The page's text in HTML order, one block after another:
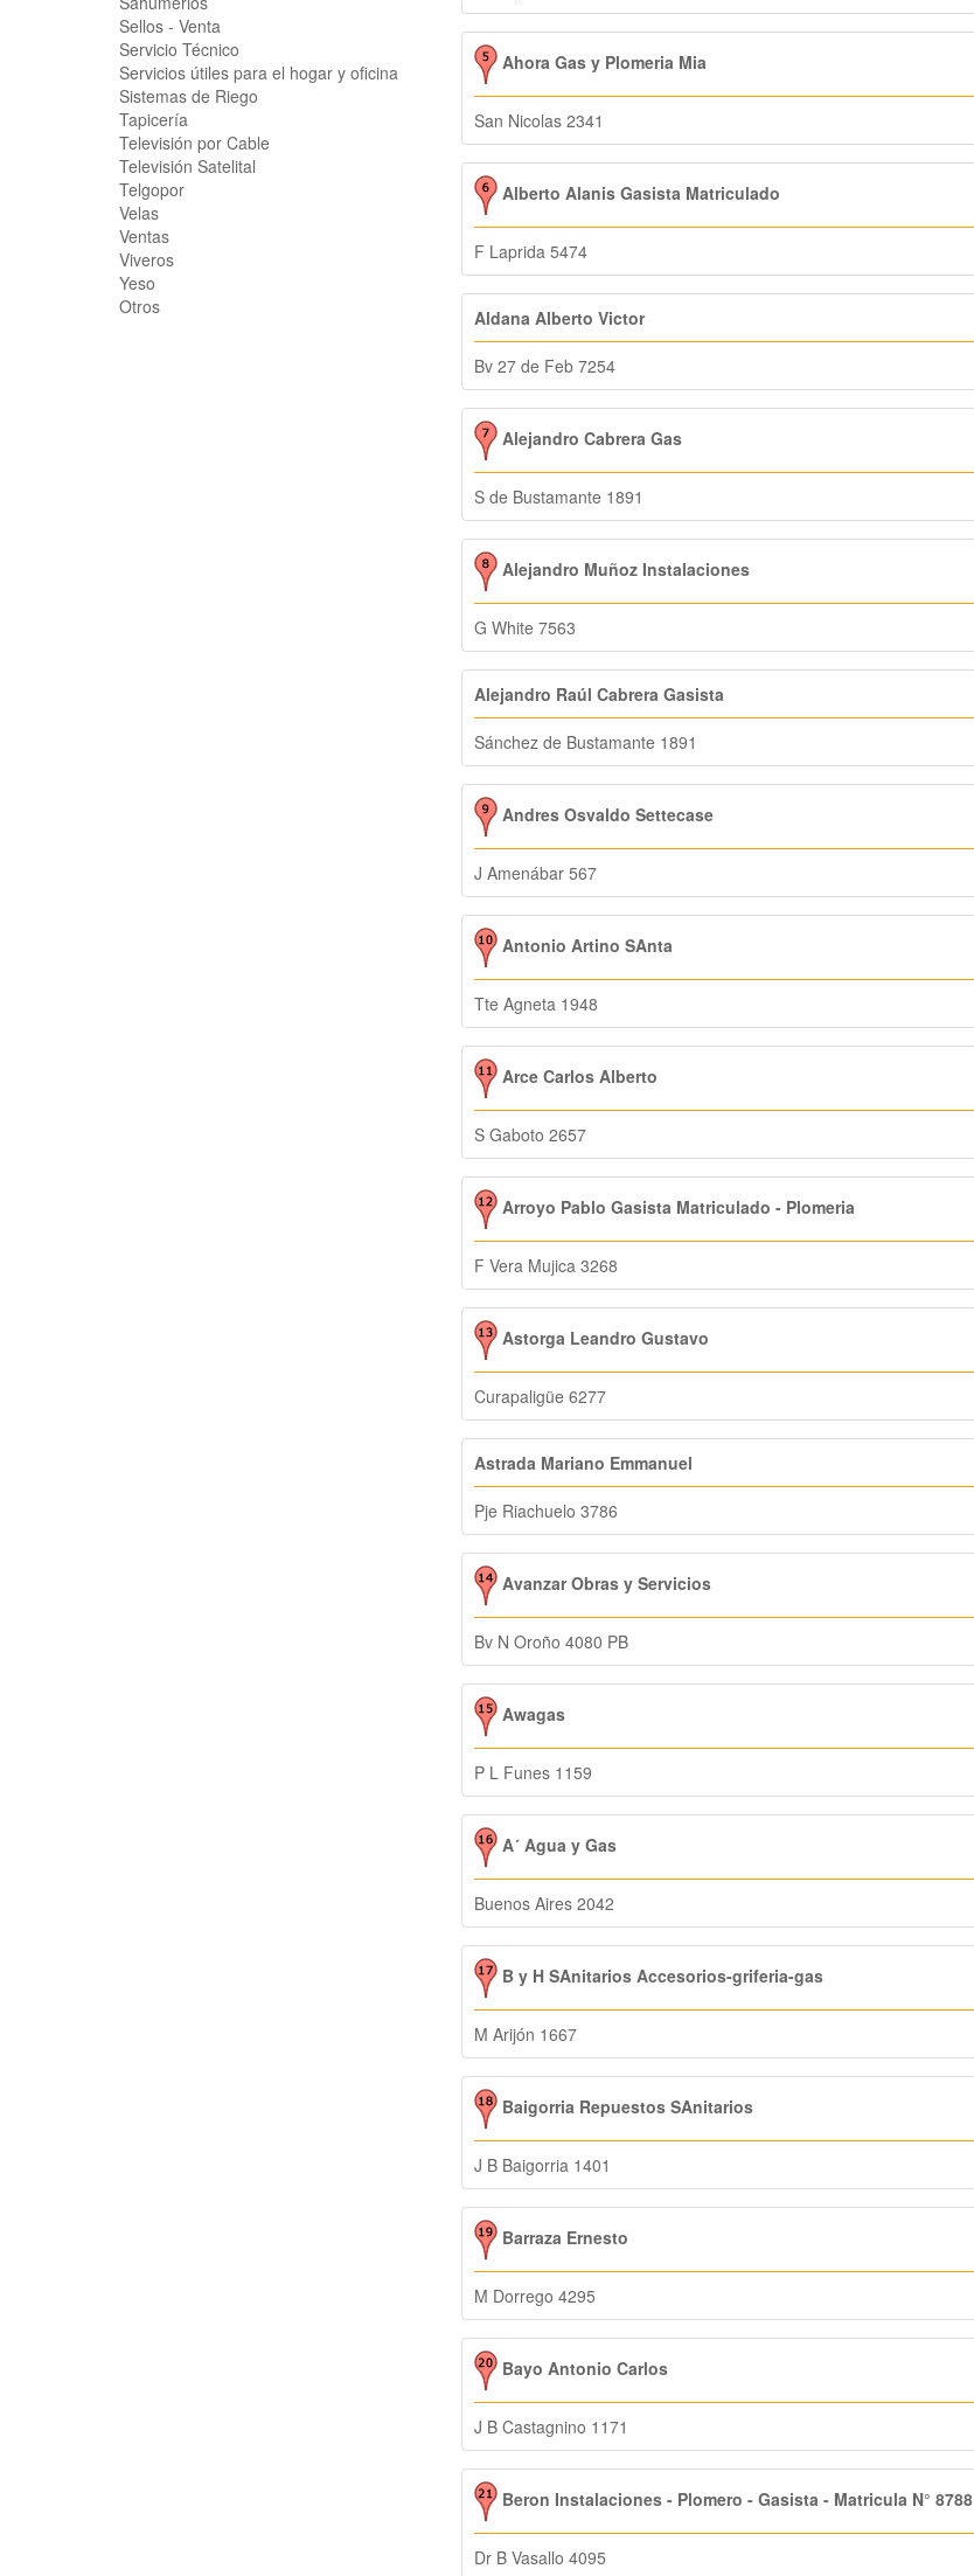
Sellos - Venta
Servicio Técnico
Servicios útiles para el hogar y oficina
Sistemas de Riego
Tapicería
Televisión por Cable
Televisión Satelital
Telgopor
Velas
Ventas
Viveros
Yeso
Otros
Ahora Gas y Plomeria Mia
San Nicolas 2341
Alberto Alanis Gasista Matriculado
F Laprida 5474
Aldana Alberto Victor
Bv 27 de Feb 7254
Alejandro Cabrera Gas
S de Bustamante 1891
Alejandro Muñoz Instalaciones
G White 7563
Alejandro Raúl Cabrera Gasista
Sánchez de Bustamante 1891
Andres Osvaldo Settecase
J Amenábar 567
Antonio Artino SAnta
Tte Agneta 1948
Arce Carlos Alberto
S Gaboto 2657
Arroyo Pablo Gasista Matriculado - Plomeria
F Vera Mujica 3268
Astorga Leandro Gustavo
Curapaligüe 6277
Astrada Mariano Emmanuel
Pje Riachuelo 3786
Avanzar Obras y Servicios
Bv N Oroño 4080 PB
Awagas
P L Funes 1159
A´ Agua y Gas
Buenos Aires 2042
B y H SAnitarios Accesorios-griferia-gas
M Arijón 1667
Baigorria Repuestos SAnitarios
J B Baigorria 1401
Barraza Ernesto
M Dorrego 4295
Bayo Antonio Carlos
J B Castagnino 1171
Beron Instalaciones - Plomero - Gasista - Matricula N° 8788
Dr B Vasallo 4095